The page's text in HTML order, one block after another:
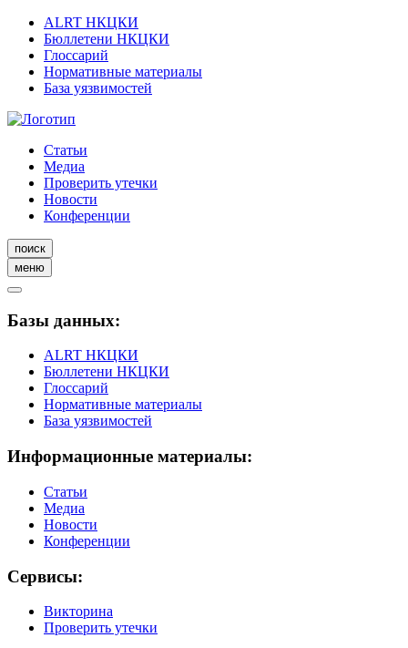
ALRT НКЦКИ
Бюллетени НКЦКИ
Глоссарий
Нормативные материалы
База уязвимостей
Статьи
Медиа
Проверить утечки
Новости
Конференции
поиск
меню
Базы данных:
ALRT НКЦКИ
Бюллетени НКЦКИ
Глоссарий
Нормативные материалы
База уязвимостей
Информационные материалы:
Статьи
Медиа
Новости
Конференции
Сервисы:
Викторина
Проверить утечки